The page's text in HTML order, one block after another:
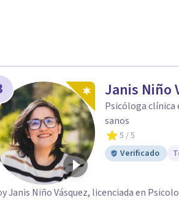
Janis Niño
Psicóloga clínica
sanos
5 / 5
Verificado
Janis Niño Vásquez, licenciada en